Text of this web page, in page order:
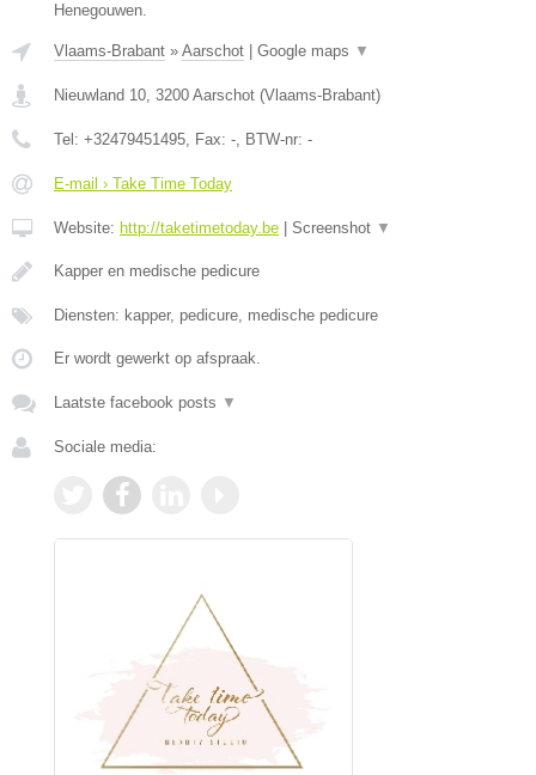
Henegouwen.
Vlaams-Brabant » Aarschot Google maps ▼
Nieuwland 10, 3200 Aarschot (Vlaams-Brabant)
Tel: +32479451495, Fax: -, BTW-nr: -
E-mail › Take Time Today
Website: http://taketimetoday.be Screenshot ▼
Kapper en medische pedicure
Diensten: kapper, pedicure, medische pedicure
Er wordt gewerkt op afspraak.
Laatste facebook posts ▼
Sociale media: